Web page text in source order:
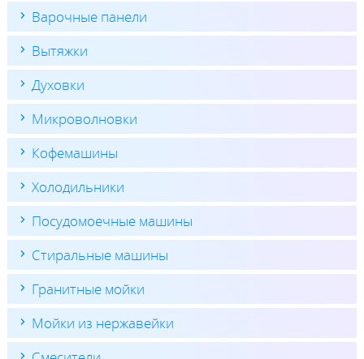
Варочные панели
Вытяжки
Духовки
Микроволновки
Кофемашины
Холодильники
Посудомоечные машины
Стиральные машины
Гранитные мойки
Мойки из нержавейки